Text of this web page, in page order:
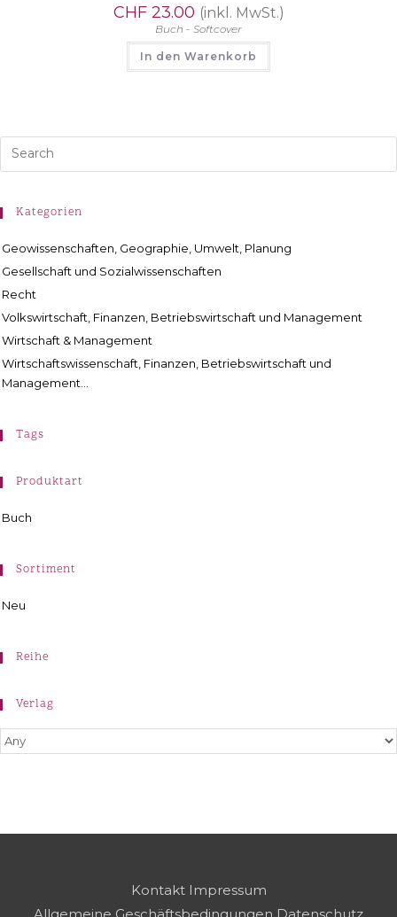
CHF23.00 (inkl. MwSt.)
Buch - Softcover
In den Warenkorb
Kategorien
Geowissenschaften, Geographie, Umwelt, Planung
Gesellschaft und Sozialwissenschaften
Recht
Volkswirtschaft, Finanzen, Betriebswirtschaft und Management
Wirtschaft & Management
Wirtschaftswissenschaft, Finanzen, Betriebswirtschaft und
Management...
Tags
Produktart
Buch
Sortiment
Neu
Reihe
Verlag
Kontakt Impressum